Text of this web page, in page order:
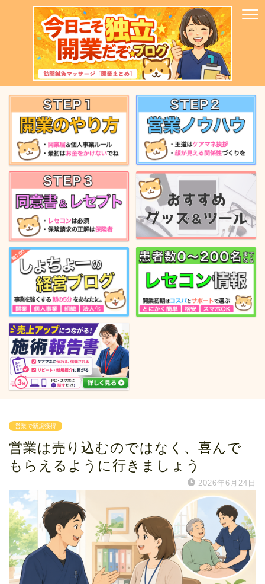
営業で新規獲得
営業は売り込むのではなく、喜んで
もらえるように行きましょう
2026年6月24日